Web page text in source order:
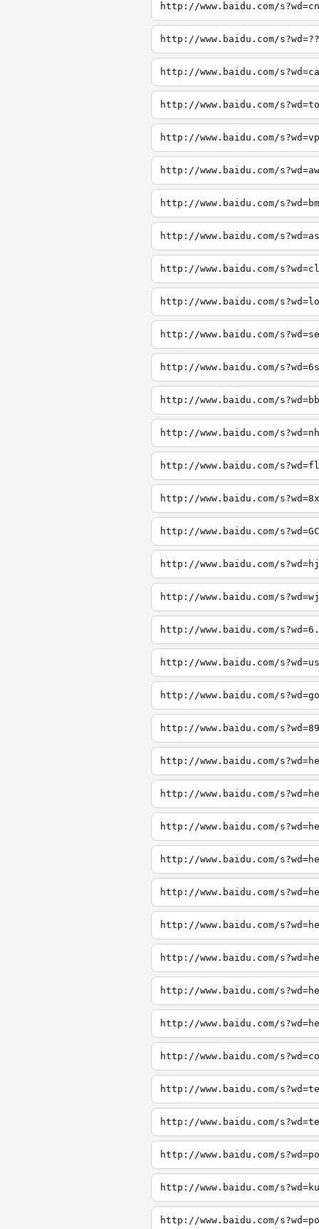
http://www.baidu.com/
http://www.baidu.com/
http://www.baidu.com/
http://www.baidu.com/
http://www.baidu.com/
http://www.baidu.com/
http://www.baidu.com/
http://www.baidu.com/
http://www.baidu.com/
http://www.baidu.com/
http://www.baidu.com/
http://www.baidu.com/
http://www.baidu.com/
http://www.baidu.com/
http://www.baidu.com/
http://www.baidu.com/
http://www.baidu.com/
http://www.baidu.com/
http://www.baidu.com/
http://www.baidu.com/
http://www.baidu.com/
http://www.baidu.com/
http://www.baidu.com/
http://www.baidu.com/
http://www.baidu.com/
http://www.baidu.com/
http://www.baidu.com/
http://www.baidu.com/
http://www.baidu.com/
http://www.baidu.com/
http://www.baidu.com/
http://www.baidu.com/
http://www.baidu.com/
http://www.baidu.com/
http://www.baidu.com/
http://www.baidu.com/
http://www.baidu.com/
http://www.baidu.com/